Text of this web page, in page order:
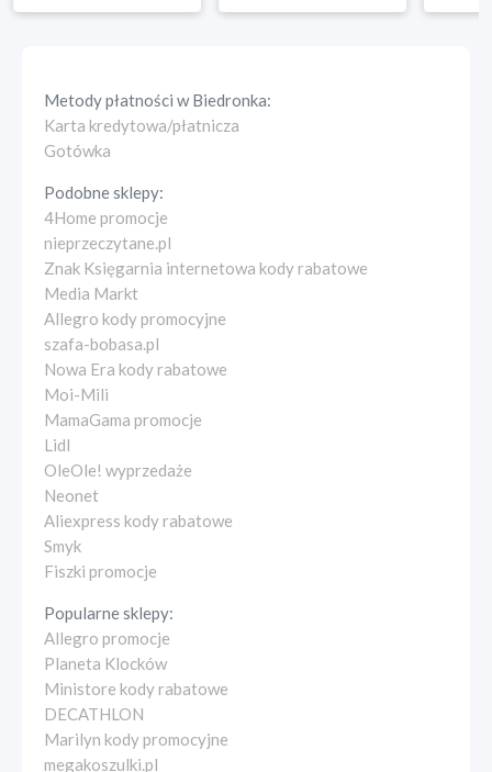
Metody płatności wBiedronka:
Karta kredytowa/płatnicza
Gotówka
Podobne sklepy:
4Home promocje
nieprzeczytane.pl
Znak Księgarnia internetowa kody rabatowe
Media Markt
Allegro kody promocyjne
szafa-bobasa.pl
Nowa Era kody rabatowe
Moi-Mili
MamaGama promocje
Lidl
OleOle! wyprzedaże
Neonet
Aliexpress kody rabatowe
Smyk
Fiszki promocje
Popularne sklepy:
Allegro promocje
Planeta Klocków
Ministore kody rabatowe
DECATHLON
Marilyn kody promocyjne
megakoszulki.pl